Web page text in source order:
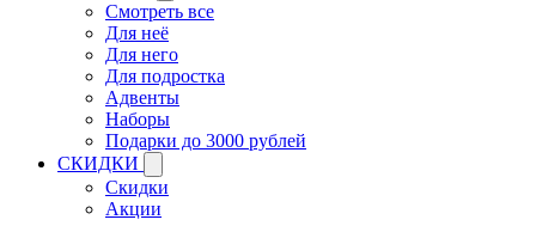
Смотреть все
Для неё
Для него
Для подростка
Адвенты
Наборы
Подарки до 3000 рублей
СКИДКИ
Скидки
Акции